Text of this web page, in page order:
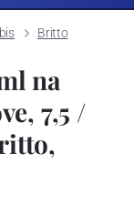
Britto
na
7,5 /